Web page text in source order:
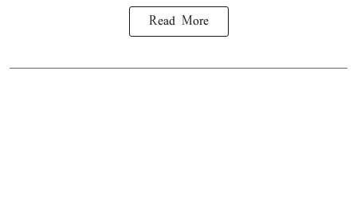
Read More